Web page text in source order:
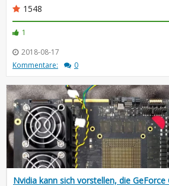
1548
1
2018-08-17
Kommentare:
0
Nvidia kann sich vorstellen, die